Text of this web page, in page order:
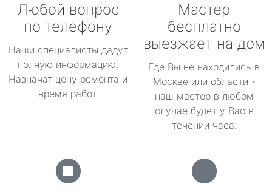
Любой вопрос
по телефону
Наши специалисты дадут
полную информацию.
Назначат цену ремонта и
время работ.
Мастер
бесплатно
выезжает на дом
Где Вы не находились в
Москве или области -
наш мастер в любом
случае будет у Вас в
течении часа.